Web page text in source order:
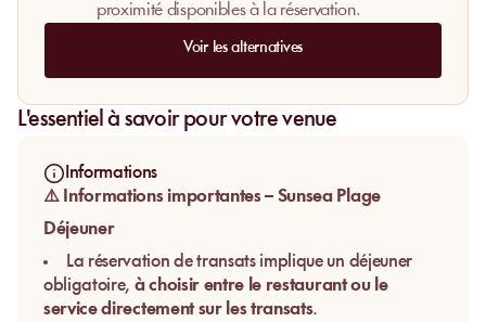
proximité disponibles à la réservation.
Voir les alternatives
L'essentiel à savoir pour votre venue
Informations
⚠️ Informations importantes – Sunsea Plage
Déjeuner
La réservation de transats implique un déjeuner
obligatoire, à choisir entre le restaurant ou le
service directement sur les transats.